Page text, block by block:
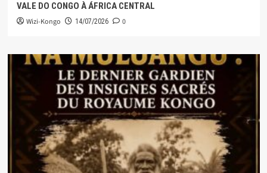
VALE DO CONGO À ÁFRICA CENTRAL
Wizi-Kongo 14/07/2026 0